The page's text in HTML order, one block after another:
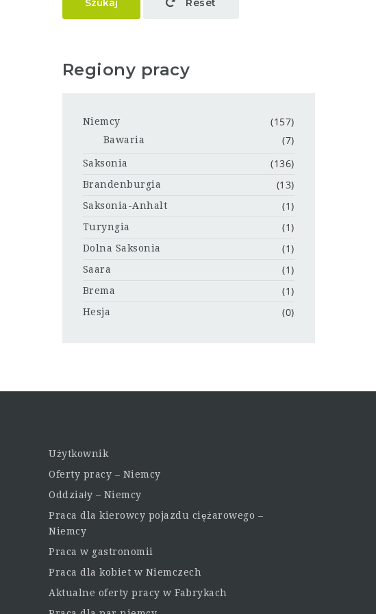
Szukaj Reset
Regiony pracy
Niemcy (157)
Bawaria (7)
Saksonia (136)
Brandenburgia (13)
Saksonia-Anhalt (1)
Turyngia (1)
Dolna Saksonia (1)
Saara (1)
Brema (1)
Hesja (0)
Użytkownik
Oferty pracy – Niemcy
Oddziały – Niemcy
Praca dla kierowcy pojazdu ciężarowego –
Niemcy
Praca w gastronomii
Praca dla kobiet w Niemczech
Aktualne oferty pracy w Fabrykach